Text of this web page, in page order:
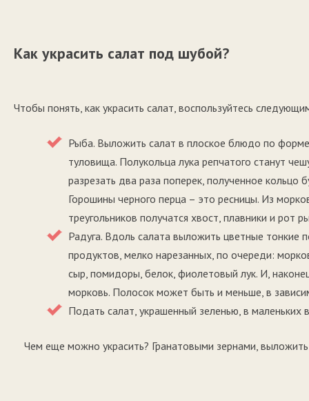
Как украсить салат под шубой?
Чтобы понять, как украсить салат, воспользуйтесь
Рыба. Выложить салат в плоское блюдо по
туловища. Полукольца лука репчатого станут
разрезать два раза поперек, полученное кольцо
Горошины черного перца – это ресницы. Из
треугольников получатся хвост, плавники и рот
Радуга. Вдоль салата выложить цветные тонкие
продуктов, мелко нарезанных, по очереди:
сыр, помидоры, белок, фиолетовый лук. И,
морковь. Полосок может быть и меньше, в
Подать салат, украшенный зеленью, в
Чем еще можно украсить? Гранатовыми зернами,